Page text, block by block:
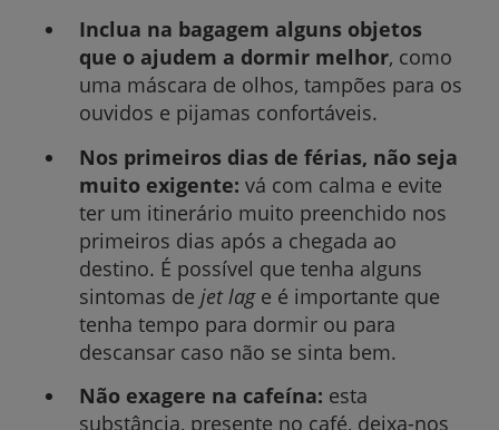
Inclua na bagagem alguns objetos
que o ajudem a dormir melhor, como
uma máscara de olhos, tampões para os
ouvidos e pijamas confortáveis.
Nos primeiros dias de férias, não seja
muito exigente: vá com calma e evite
ter um itinerário muito preenchido nos
primeiros dias após a chegada ao
destino. É possível que tenha alguns
sintomas de jet lage é importante que
tenha tempo para dormir ou para
descansar caso não se sinta bem.
Não exagere na cafeína: esta
substância, presente no café, deixa-nos